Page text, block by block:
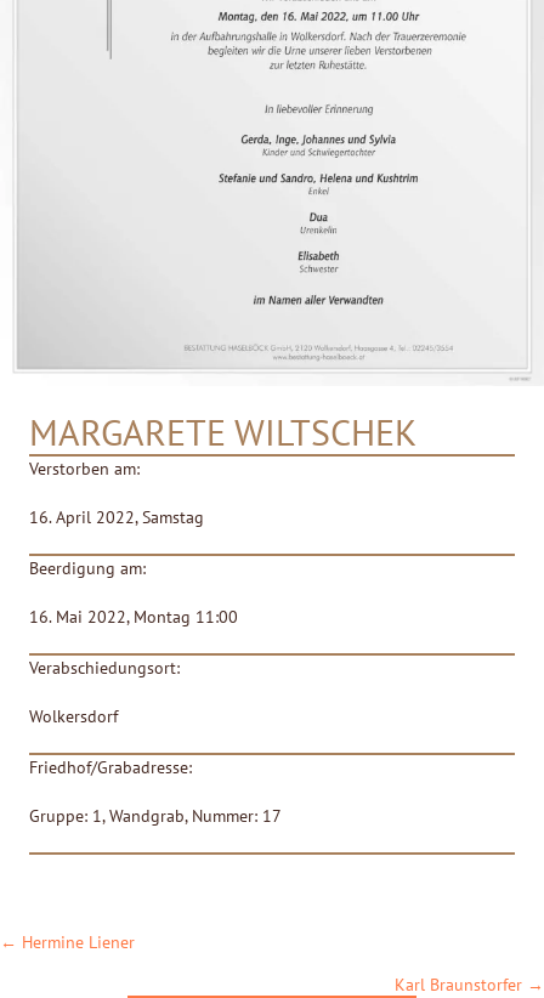
MARGARETE WILTSCHEK
Verstorben am:
16. April 2022, Samstag
Beerdigung am:
16. Mai 2022, Montag 11:00
Verabschiedungsort:
Wolkersdorf
Friedhof/Grabadresse:
Gruppe: 1, Wandgrab, Nummer: 17
POSTS
← Hermine Liener
Karl Braunstorfer →